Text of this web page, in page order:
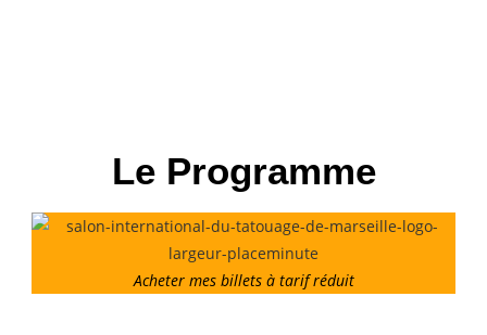
Le Programme
Acheter mes billets à tarif réduit